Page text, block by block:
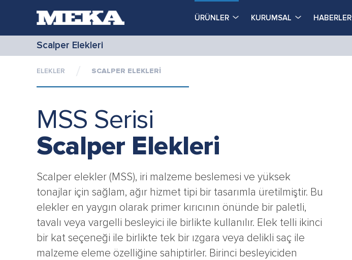
ÜRÜNLER KURUMSAL HABERLER
Scalper Elekleri
ELEKLER SCALPER ELEKLERİ
MSS Serisi
Scalper Elekleri
Scalper elekler (MSS), iri malzeme beslemesi ve yüksek
tonajlar için sağlam, ağır hizmet tipi bir tasarımla üretilmiştir. Bu
elekler en yaygın olarak primer kırıcının önünde bir paletli,
tavalı veya vargelli besleyici ile birlikte kullanılır. Elek telli ikinci
bir kat seçeneği ile birlikte tek bir ızgara veya delikli saç ile
malzeme eleme özelliğine sahiptirler. Birinci besleyiciden